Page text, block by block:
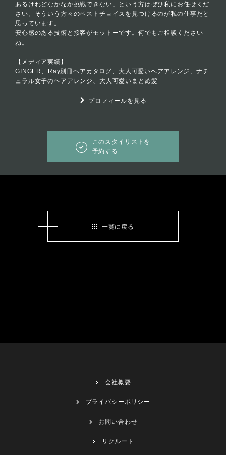
あるけれどなかなか挑戦できない」という方はぜひ私にお任せくだ
さい。そういう方々のベストチョイスを見つけるのが私の仕事だと
思っています。
安心感のある技術と接客がモットーです。何でもご相談ください
ね。
【メディア実績】
GINGER、Ray別冊ヘアカタログ、大人可愛いヘアアレンジ、ナチ
ュラル女子のヘアアレンジ、大人可愛いまとめ髪
プロフィールを見る
このスタイリストを
予約する
一覧に戻る
会社概要
プライバシーポリシー
お問い合わせ
リクルート